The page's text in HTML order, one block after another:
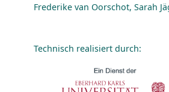
Frederike van Oorschot, Sarah
Technisch realisiert durch: